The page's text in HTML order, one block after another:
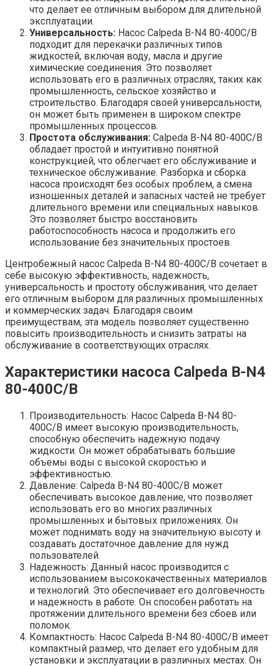
что делает ее отличным выбором для длительной
эксплуатации.
Универсальность: Насос Calpeda B-N4 80-400C/B
подходит для перекачки различных типов
жидкостей, включая воду, масла и другие
химические соединения. Это позволяет
использовать его в различных отраслях, таких как
промышленность, сельское хозяйство и
строительство. Благодаря своей универсальности,
он может быть применен в широком спектре
промышленных процессов.
Простота обслуживания: Calpeda B-N4 80-400C/B
обладает простой и интуитивно понятной
конструкцией, что облегчает его обслуживание и
техническое обслуживание. Разборка и сборка
насоса происходят без особых проблем, а смена
изношенных деталей и запасных частей не требует
длительного времени или специальных навыков.
Это позволяет быстро восстановить
работоспособность насоса и продолжить его
использование без значительных простоев.
Центробежный насос Calpeda B-N4 80-400C/B сочетает в
себе высокую эффективность, надежность,
универсальность и простоту обслуживания, что делает
его отличным выбором для различных промышленных
и коммерческих задач. Благодаря своим
преимуществам, эта модель позволяет существенно
повысить производительность и снизить затраты на
обслуживание в соответствующих отраслях.
Характеристики насоса Calpeda B-N4
80-400C/B
Производительность: Насос Calpeda B-N4 80-
400C/B имеет высокую производительность,
способную обеспечить надежную подачу
жидкости. Он может обрабатывать большие
объемы воды с высокой скоростью и
эффективностью.
Давление: Calpeda B-N4 80-400C/B может
обеспечивать высокое давление, что позволяет
использовать его во многих различных
промышленных и бытовых приложениях. Он
может поднимать воду на значительную высоту и
создавать достаточное давление для нужд
пользователей.
Надежность: Данный насос производится с
использованием высококачественных материалов
и технологий. Это обеспечивает его долговечность
и надежность в работе. Он способен работать на
протяжении длительного времени без сбоев или
поломок.
Компактность: Насос Calpeda B-N4 80-400C/B имеет
компактный размер, что делает его удобным для
установки и эксплуатации в различных местах. Он